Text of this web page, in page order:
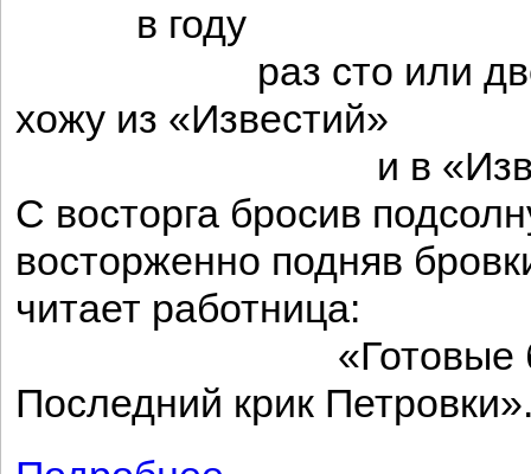
в году
раз сто или
хожу из «Известий»
и в
С восторга бросив
восторженно подняв
читает работница:
«Готовые
Последний крик